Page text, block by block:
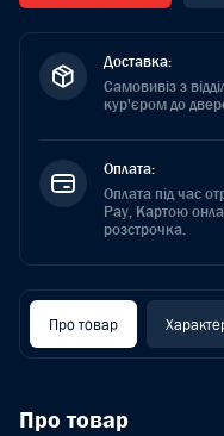
Доставка:
Самовивіз з
кур'єром до
Оплата:
Оплата під час
Pay, Картою
розстрочка.
Про товар
Про товар